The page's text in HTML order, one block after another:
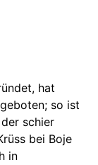
hat
so ist
schier
bei Boje
in